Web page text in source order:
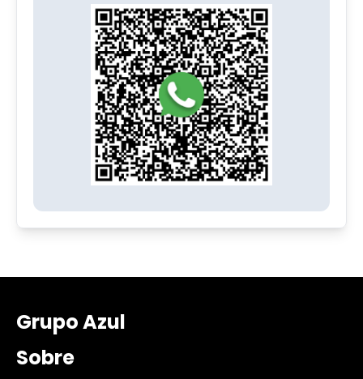
Grupo Azul
Sobre